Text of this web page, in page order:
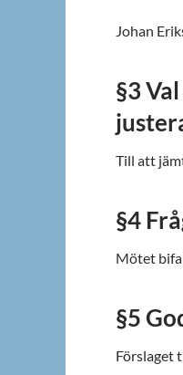
Johan
§3
Till att
§4
Mötet
§5
Förslaget